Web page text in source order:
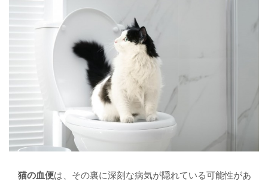
猫の血便は、その裏に深刻な病気が隠れている可能性があ